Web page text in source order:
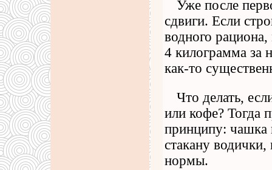
Уже после
сдвиги. Если
водного
4 килограмма за
как-то
Что делать,
или кофе? Тогда
принципу: чашка
стакану
нормы.